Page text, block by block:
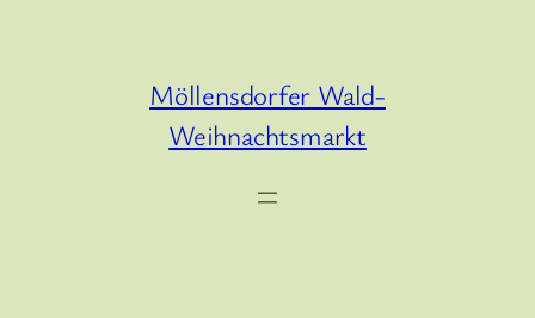
Möllensdorfer Wald-
Weihnachtsmarkt